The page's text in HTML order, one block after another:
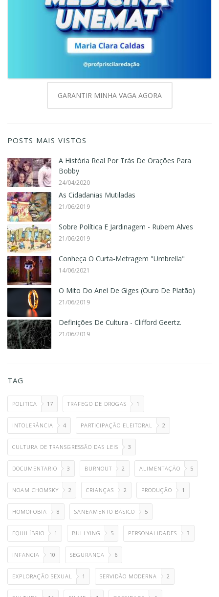
GARANTIR MINHA VAGA AGORA
POSTS MAIS VISTOS
A História Real Por Trás De Orações Para
Bobby
24/04/2020
As Cidadanias Mutiladas
21/06/2019
Sobre Política E Jardinagem - Rubem Alves
21/06/2019
Conheça O Curta-Metragem "Umbrella"
14/06/2021
O Mito Do Anel De Giges (Ouro De Platão)
21/06/2019
Definições De Cultura - Clifford Geertz.
21/06/2019
TAG
POLITICA 17 TRAFEGO DE DROGAS 1
INTOLERÂNCIA 4 PARTICIPAÇÃO ELEITORAL 2
CULTURA DE TRANSGRESSÃO DAS LEIS 3
DOCUMENTARIO 3 BURNOUT 2 ALIMENTAÇÃO 5
NOAM CHOMSKY 2 CRIANÇAS 2 PRODUÇÃO 1
HOMOFOBIA 8 SANEAMENTO BÁSICO 5
EQUILÍBRIO 1 BULLYING 5 PERSONALIDADES 3
INFANCIA 10 SEGURANÇA 6
EXPLORAÇÃO SEXUAL 1 SERVIDÃO MODERNA 2